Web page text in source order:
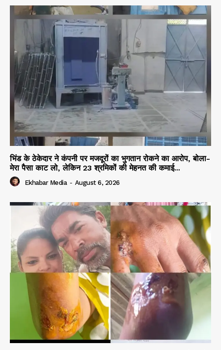
भिंड के ठेकेदार ने कंपनी पर मजदूरों का भुगतान रोकने का आरोप, बोला-
मेरा पैसा काट लो, लेकिन 23 श्रमिकों की मेहनत की कमाई...
Ekhabar Media - August 6, 2026